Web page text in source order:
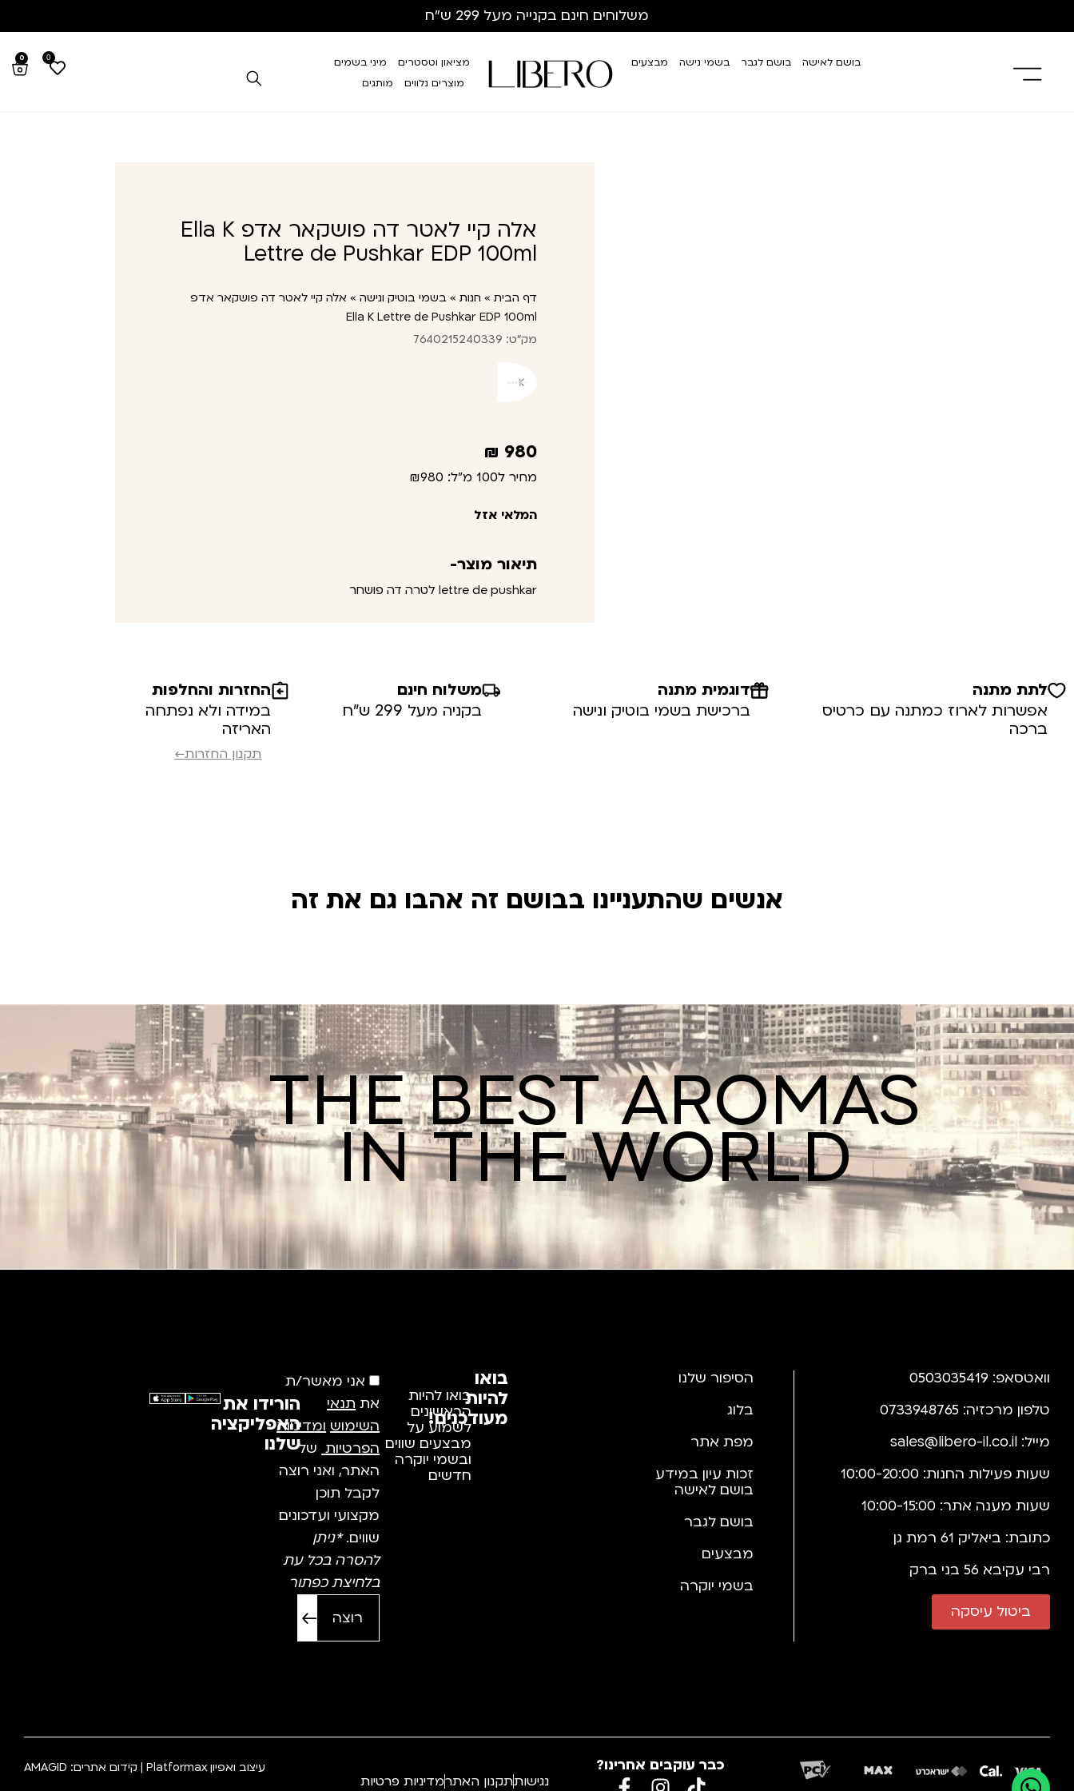
משלוחים חינם בקנייה מעל 299 ש”ח
בושם לאישה בושם לגבר בשמי נישה מבצעים מציאון וטסטרים
מיני בשמים
מוצרים נלווים
מותגים
0
0
אלה קיי לאטר דה פושקאר אדפ Ella K
Lettre de Pushkar EDP 100ml
דף הבית » חנות » בשמי בוטיק ונישה » אלה קיי לאטר דה פושקאר אדפ
Ella K Lettre de Pushkar EDP 100ml
מק"ט: 7640215240339
980
₪
מחיר ל100 מ"ל: ₪980
המלאי אזל
תיאור מוצר-
lettre de pushkar לטרה דה פושחר
לתת מתנה
אפשרות לארוז כמתנה עם כרטיס
ברכה
דוגמית מתנה
ברכישת בשמי בוטיק ונישה
משלוח חינם
בקניה מעל 299 ש”ח
החזרות והחלפות
במידה ולא נפתחה
האריזה
תקנון החזרות←
אנשים שהתעניינו בבושם זה אהבו גם את זה
THE BEST AROMAS
IN THE WORLD
וואטסאפ: 0503035419
טלפון מרכזיה: 0733948765
מייל: sales@libero-il.co.il
שעות פעילות החנות: 10:00-20:00
שעות מענה אתר: 10:00-15:00
כתובת: ביאליק 61 רמת גן
רבי עקיבא 56 בני ברק
ביטול עיסקה
הסיפור שלנו
בלוג
מפת אתר
זכות עיון במידע
בושם לאישה
בושם לגבר
מבצעים
בשמי יוקרה
בואו
להיות
מעודכנים!
בואו להיות
הראשונים
לשמוע על
מבצעים שווים
ובשמי יוקרה
חדשים
אני מאשר/ת
אתתנאי
השימוש ומדיניות
הפרטיות של
האתר, ואני רוצה
לקבל תוכן
מקצועי ועדכונים
שווים.*ניתן
להסרה בכל עת
בלחיצת כפתור
הורידו את
האפליקציה
שלנו
כבר עוקבים אחרינו?
נגישותתקנון האתרמדיניות פרטיות
עיצוב ואפיוןPlatformax | קידום אתרים: AMAGID